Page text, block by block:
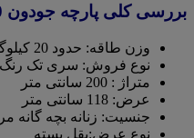
بررسی کلی پارچه جودون 1/30 لاکرا یاسی
وزن طاقه: حدود 20 کیلوگرم
نوع فروش: سری تک
متراژ : 200 سانتی متر
عرض: 118 سانتی متر
جنسیت: زنانه بچه گانه
نوع عرض:بقل بسته